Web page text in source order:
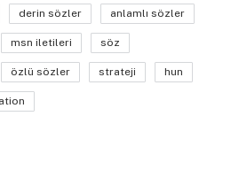
derin sözler anlamlı sözler
msn iletileri söz
özlü sözler strateji hun